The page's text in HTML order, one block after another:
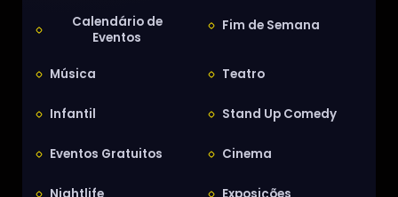
Calendário de
Eventos
Fim de Semana
Música Teatro
Infantil Stand Up Comedy
Eventos Gratuitos Cinema
Nightlife Exposições